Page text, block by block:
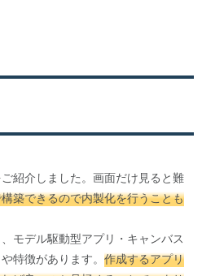
紹介しました。画面だけ見ると難
築できるので内製化を行うことも
モデル駆動型アプリ・キャンバス
特徴があります。 作成するアプリ